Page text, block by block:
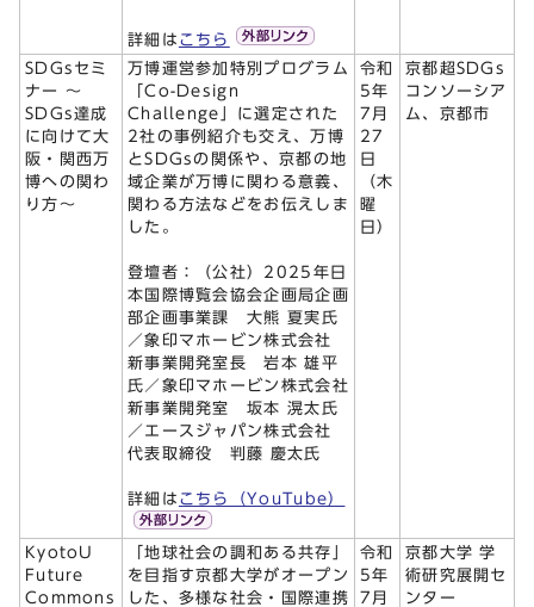
詳細は こちら
SDGsセミ
ナー ～
SDGs達成
に向けて大
阪・関西万
博への関わ
り方～
万博運営参加特別プログラム
「Co-Design
Challenge」に選定された
2社の事例紹介も交え、万博
とSDGsの関係や、京都の地
域企業が万博に関わる意義、
関わる方法などをお伝えしま
した。
登壇者：（公社）2025年日
本国際博覧会協会企画局企画
部企画事業課 大熊 夏実氏
／象印マホービン株式会社
新事業開発室長 岩本 雄平
氏／象印マホービン株式会社
新事業開発室 坂本 滉太氏
／エースジャパン株式会社
代表取締役 判藤 慶太氏
詳細は こちら（YouTube）
令和
5年
7月
27
日
（木
曜
日）
京都超SDGs
コンソーシア
ム、京都市
KyotoU
Future
Commons
「地球社会の調和ある共存」
を目指す京都大学がオープン
した、多様な社会・国際連携
令和
5年
7月
京都大学 学
術研究展開セ
ンター